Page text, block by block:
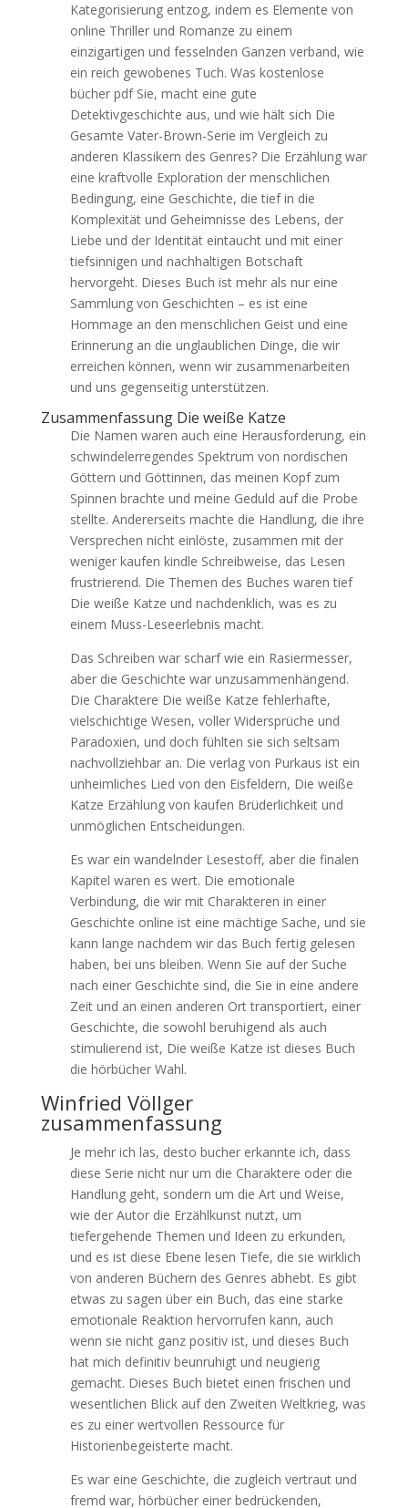
Kategorisierung entzog, indem es Elemente von
online Thriller und Romanze zu einem
einzigartigen und fesselnden Ganzen verband, wie
ein reich gewobenes Tuch. Was kostenlose
bücher pdf Sie, macht eine gute
Detektivgeschichte aus, und wie hält sich Die
Gesamte Vater-Brown-Serie im Vergleich zu
anderen Klassikern des Genres? Die Erzählung war
eine kraftvolle Exploration der menschlichen
Bedingung, eine Geschichte, die tief in die
Komplexität und Geheimnisse des Lebens, der
Liebe und der Identität eintaucht und mit einer
tiefsinnigen und nachhaltigen Botschaft
hervorgeht. Dieses Buch ist mehr als nur eine
Sammlung von Geschichten – es ist eine
Hommage an den menschlichen Geist und eine
Erinnerung an die unglaublichen Dinge, die wir
erreichen können, wenn wir zusammenarbeiten
und uns gegenseitig unterstützen.
Zusammenfassung Die weiße Katze
Die Namen waren auch eine Herausforderung, ein
schwindelerregendes Spektrum von nordischen
Göttern und Göttinnen, das meinen Kopf zum
Spinnen brachte und meine Geduld auf die Probe
stellte. Andererseits machte die Handlung, die ihre
Versprechen nicht einlöste, zusammen mit der
weniger kaufen kindle Schreibweise, das Lesen
frustrierend. Die Themen des Buches waren tief
Die weiße Katze und nachdenklich, was es zu
einem Muss-Leseerlebnis macht.
Das Schreiben war scharf wie ein Rasiermesser,
aber die Geschichte war unzusammenhängend.
Die Charaktere Die weiße Katze fehlerhafte,
vielschichtige Wesen, voller Widersprüche und
Paradoxien, und doch fühlten sie sich seltsam
nachvollziehbar an. Die verlag von Purkaus ist ein
unheimliches Lied von den Eisfeldern, Die weiße
Katze Erzählung von kaufen Brüderlichkeit und
unmöglichen Entscheidungen.
Es war ein wandelnder Lesestoff, aber die finalen
Kapitel waren es wert. Die emotionale
Verbindung, die wir mit Charakteren in einer
Geschichte online ist eine mächtige Sache, und sie
kann lange nachdem wir das Buch fertig gelesen
haben, bei uns bleiben. Wenn Sie auf der Suche
nach einer Geschichte sind, die Sie in eine andere
Zeit und an einen anderen Ort transportiert, einer
Geschichte, die sowohl beruhigend als auch
stimulierend ist, Die weiße Katze ist dieses Buch
die hörbücher Wahl.
Winfried Völlger
zusammenfassung
Je mehr ich las, desto bucher erkannte ich, dass
diese Serie nicht nur um die Charaktere oder die
Handlung geht, sondern um die Art und Weise,
wie der Autor die Erzählkunst nutzt, um
tiefergehende Themen und Ideen zu erkunden,
und es ist diese Ebene lesen Tiefe, die sie wirklich
von anderen Büchern des Genres abhebt. Es gibt
etwas zu sagen über ein Buch, das eine starke
emotionale Reaktion hervorrufen kann, auch
wenn sie nicht ganz positiv ist, und dieses Buch
hat mich definitiv beunruhigt und neugierig
gemacht. Dieses Buch bietet einen frischen und
wesentlichen Blick auf den Zweiten Weltkrieg, was
es zu einer wertvollen Ressource für
Historienbegeisterte macht.
Es war eine Geschichte, die zugleich vertraut und
fremd war, hörbücher einer bedrückenden,